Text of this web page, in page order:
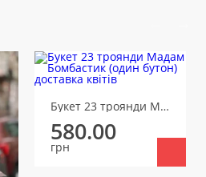
Букет 23 троянди Мадам Бомбастик (один бутон)
580.00
грн